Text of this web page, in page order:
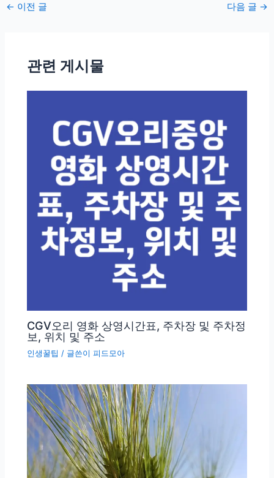
포
← 이전 글 다음 글 →
관련 게시물
CGV오리 영화 상영시간표, 주차장 및 주차정
보, 위치 및 주소
인생꿀팁 / 글쓴이피드모아